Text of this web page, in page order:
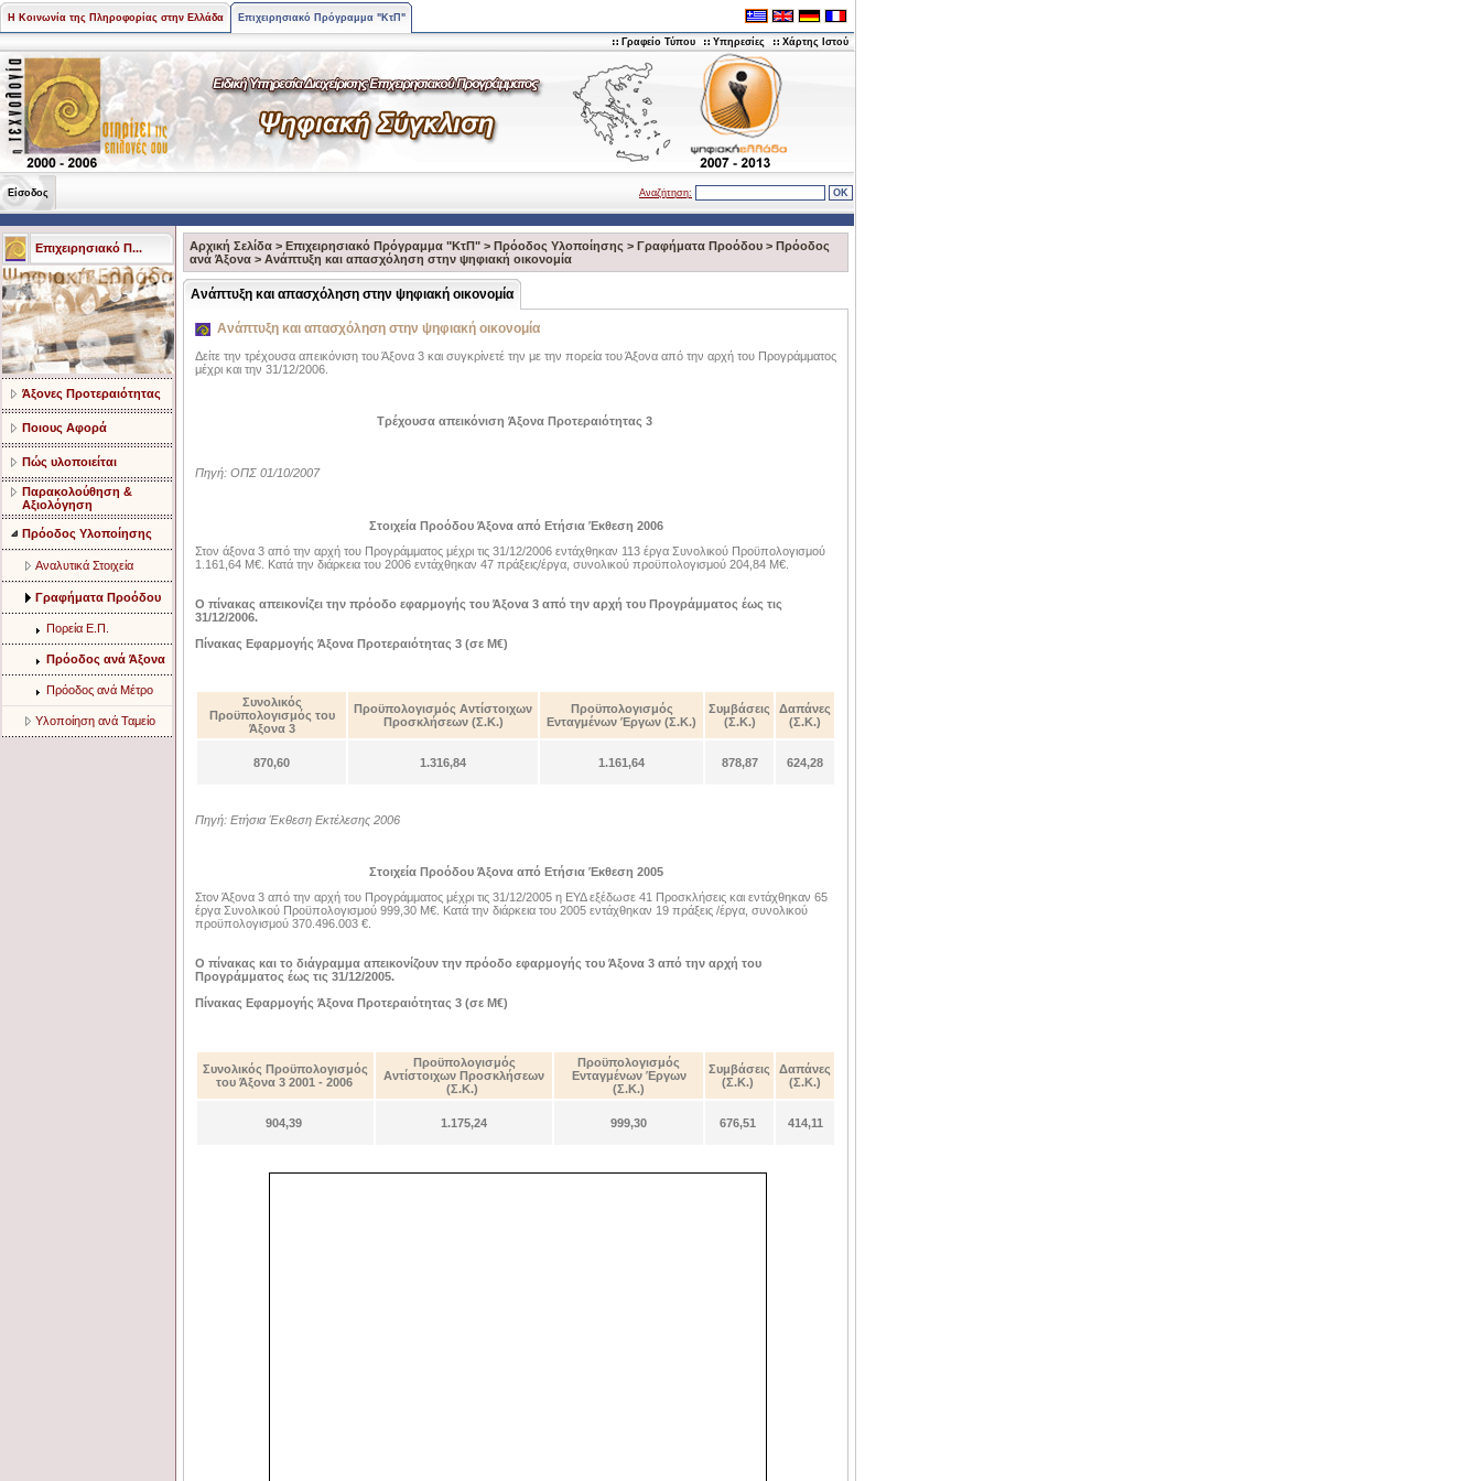
Η Κοινωνία της Πληροφορίας στην Ελλάδα Επιχειρησιακό Πρόγραμμα "ΚτΠ"
Γραφείο Τύπου Υπηρεσίες Χάρτης Ιστού
Είσοδος Αναζήτηση:
Επιχειρησιακό Π...
Άξονες Προτεραιότητας
Ποιους Αφορά
Πώς υλοποιείται
Παρακολούθηση &
Αξιολόγηση
Πρόοδος Υλοποίησης
Aναλυτικά Στοιχεία
Γραφήματα Προόδου
Πορεία Ε.Π.
Πρόοδος ανά Άξονα
Πρόοδος ανά Μέτρο
Υλοποίηση ανά Ταμείο
Αρχική Σελίδα > Επιχειρησιακό Πρόγραμμα "ΚτΠ" > Πρόοδος Υλοποίησης > Γραφήματα Προόδου > Πρόοδος
ανά Άξονα > Ανάπτυξη και απασχόληση στην ψηφιακή οικονομία
Ανάπτυξη και απασχόληση στην ψηφιακή οικονομία
Ανάπτυξη και απασχόληση στην ψηφιακή οικονομία
Δείτε την τρέχουσα απεικόνιση του Άξονα 3 και συγκρίνετέ την με την πορεία του Άξονα από την αρχή του Προγράμματος
μέχρι και την 31/12/2006.
Τρέχουσα απεικόνιση Άξονα Προτεραιότητας 3
Πηγή: ΟΠΣ 01/10/2007
Στοιχεία Προόδου Άξονα από Ετήσια Έκθεση 2006
Στον άξονα 3 από την αρχή του Προγράμματος μέχρι τις 31/12/2006 εντάχθηκαν 113 έργα Συνολικού Προϋπολογισμού
1.161,64 Μ€. Κατά την διάρκεια του 2006 εντάχθηκαν 47 πράξεις/έργα, συνολικού προϋπολογισμού 204,84 Μ€.
Ο πίνακας απεικονίζει την πρόοδο εφαρμογής του Άξονα 3 από την αρχή του Προγράμματος έως τις
31/12/2006.
Πίνακας Εφαρμογής Άξονα Προτεραιότητας 3 (σε Μ€)
Συνολικός
Προϋπολογισμός του
Άξονα 3
Προϋπολογισμός Αντίστοιχων
Προσκλήσεων (Σ.Κ.)
Προϋπολογισμός
Ενταγμένων Έργων (Σ.Κ.)
Συμβάσεις
(Σ.Κ.)
Δαπάνες
(Σ.Κ.)
870,60 1.316,84 1.161,64 878,87 624,28
Πηγή: Ετήσια Έκθεση Εκτέλεσης 2006
Στοιχεία Προόδου Άξονα από Ετήσια Έκθεση 2005
Στον Άξονα 3 από την αρχή του Προγράμματος μέχρι τις 31/12/2005 η ΕΥΔ εξέδωσε 41 Προσκλήσεις και εντάχθηκαν 65
έργα Συνολικού Προϋπολογισμού 999,30 Μ€. Κατά την διάρκεια του 2005 εντάχθηκαν 19 πράξεις /έργα, συνολικού
προϋπολογισμού 370.496.003 €.
Ο πίνακας και το διάγραμμα απεικονίζουν την πρόοδο εφαρμογής του Άξονα 3 από την αρχή του
Προγράμματος έως τις 31/12/2005.
Πίνακας Εφαρμογής Άξονα Προτεραιότητας 3 (σε Μ€)
Συνολικός Προϋπολογισμός
του Άξονα 3 2001 - 2006
Προϋπολογισμός
Αντίστοιχων Προσκλήσεων
(Σ.Κ.)
Προϋπολογισμός
Ενταγμένων Έργων
(Σ.Κ.)
Συμβάσεις
(Σ.Κ.)
Δαπάνες
(Σ.Κ.)
904,39 1.175,24 999,30 676,51 414,11